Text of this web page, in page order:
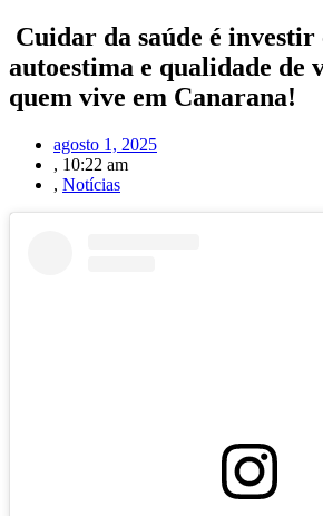
Cuidar da saúde é investir
autoestima e qualidade de
quem vive em Canarana!
agosto 1, 2025
, 10:22 am
, Notícias